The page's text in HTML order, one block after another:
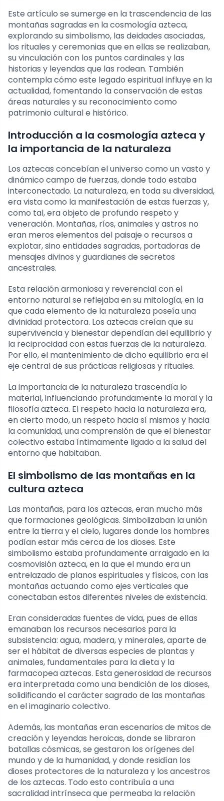
Este artículo se sumerge en la trascendencia de las
montañas sagradas en la cosmología azteca,
explorando su simbolismo, las deidades asociadas,
los rituales y ceremonias que en ellas se realizaban,
su vinculación con los puntos cardinales y las
historias y leyendas que las rodean. También
contempla cómo este legado espiritual influye en la
actualidad, fomentando la conservación de estas
áreas naturales y su reconocimiento como
patrimonio cultural e histórico.
Introducción a la cosmología azteca y
la importancia de la naturaleza
Los aztecas concebían el universo como un vasto y
dinámico campo de fuerzas, donde todo estaba
interconectado. La naturaleza, en toda su diversidad,
era vista como la manifestación de estas fuerzas y,
como tal, era objeto de profundo respeto y
veneración. Montañas, ríos, animales y astros no
eran meros elementos del paisaje o recursos a
explotar, sino entidades sagradas, portadoras de
mensajes divinos y guardianes de secretos
ancestrales.
Esta relación armoniosa y reverencial con el
entorno natural se reflejaba en su mitología, en la
que cada elemento de la naturaleza poseía una
divinidad protectora. Los aztecas creían que su
supervivencia y bienestar dependían del equilibrio y
la reciprocidad con estas fuerzas de la naturaleza.
Por ello, el mantenimiento de dicho equilibrio era el
eje central de sus prácticas religiosas y rituales.
La importancia de la naturaleza trascendía lo
material, influenciando profundamente la moral y la
filosofía azteca. El respeto hacia la naturaleza era,
en cierto modo, un respeto hacia sí mismos y hacia
la comunidad, una comprensión de que el bienestar
colectivo estaba íntimamente ligado a la salud del
entorno que habitaban.
El simbolismo de las montañas en la
cultura azteca
Las montañas, para los aztecas, eran mucho más
que formaciones geológicas. Simbolizaban la unión
entre la tierra y el cielo, lugares donde los hombres
podían estar más cerca de los dioses. Este
simbolismo estaba profundamente arraigado en la
cosmovisión azteca, en la que el mundo era un
entrelazado de planos espirituales y físicos, con las
montañas actuando como ejes verticales que
conectaban estos diferentes niveles de existencia.
Eran consideradas fuentes de vida, pues de ellas
emanaban los recursos necesarios para la
subsistencia: agua, madera, y minerales, aparte de
ser el hábitat de diversas especies de plantas y
animales, fundamentales para la dieta y la
farmacopea aztecas. Esta generosidad de recursos
era interpretada como una bendición de los dioses,
solidificando el carácter sagrado de las montañas
en el imaginario colectivo.
Además, las montañas eran escenarios de mitos de
creación y leyendas heroicas, donde se libraron
batallas cósmicas, se gestaron los orígenes del
mundo y de la humanidad, y donde residían los
dioses protectores de la naturaleza y los ancestros
de los aztecas. Todo esto contribuía a una
sacralidad intrínseca que permeaba la relación